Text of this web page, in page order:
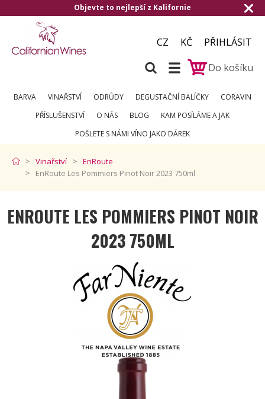
to nejlepší z Kalifornie Doručení
CZ KČ
PŘIHLÁSIT
Do košíku
BARVA VINAŘSTVÍ ODRŮDY DEGUSTAČNÍ BALÍČKY
CORAVIN
PŘÍSLUŠENSTVÍ
O NÁS BLOG
KAM POSÍLÁME A JAK
POŠLETE S NÁMI VÍNO JAKO DÁREK
Vinařství
EnRoute
EnRoute Les Pommiers Pinot Noir 2023 750ml
ENROUTE LES POMMIERS PINOT NOIR
2023 750ML